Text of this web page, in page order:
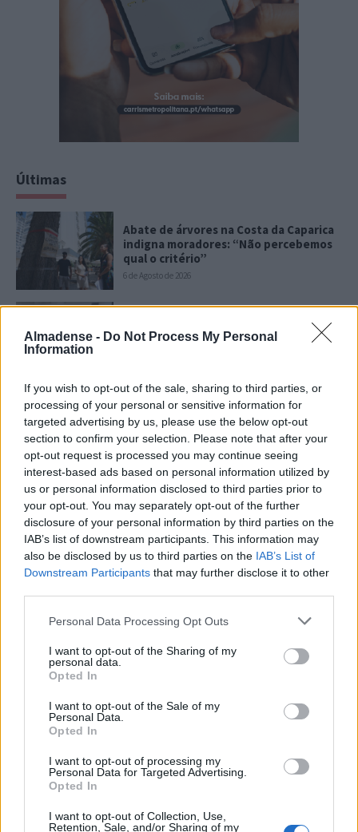
Almadense - Do Not Process My Personal
Information
If you wish to opt-out of the sale, sharing to third parties, or
processing of your personal or sensitive information for
targeted advertising by us, please use the below opt-out
section to confirm your selection. Please note that after your
opt-out request is processed you may continue seeing
interest-based ads based on personal information utilized by
us or personal information disclosed to third parties prior to
your opt-out. You may separately opt-out of the further
disclosure of your personal information by third parties on the
IAB’s list of downstream participants. This information may
also be disclosed by us to third parties on the IAB’s List of
Downstream Participants that may further disclose it to other
Personal Data Processing Opt Outs
I want to opt-out of the Sharing of my
personal data.
Opted In
I want to opt-out of the Sale of my
Personal Data.
Opted In
I want to opt-out of processing my
Personal Data for Targeted Advertising.
Opted In
I want to opt-out of Collection, Use,
Retention, Sale, and/or Sharing of my
Últimas
Abate de árvores na Costa da Caparica
indigna moradores: “Não percebemos
qual o critério”
6 de Agosto de 2026
celebrações dos 60 anos da Ponte 25
Almada Forum recebe nova ação de
dádiva de sangue a 11 e 12 de agosto
5 de Agosto de 2026